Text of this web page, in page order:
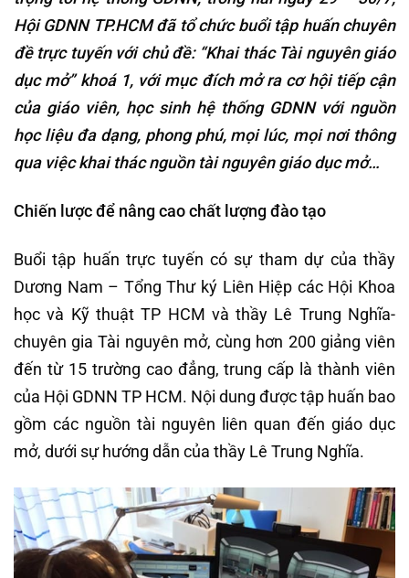
Hội GDNN TP.HCM đã tổ chức buổi tập huấn chuyên
đề trực tuyến với chủ đề: “Khai thác Tài nguyên giáo
dục mở” khoá 1, với mục đích mở ra cơ hội tiếp cận
của giáo viên, học sinh hệ thống GDNN với nguồn
học liệu đa dạng, phong phú, mọi lúc, mọi nơi thông
qua việc khai thác nguồn tài nguyên giáo dục mở…
Chiến lược để nâng cao chất lượng đào tạo
Buổi tập huấn trực tuyến có sự tham dự của thầy
Dương Nam – Tổng Thư ký Liên Hiệp các Hội Khoa
học và Kỹ thuật TP HCM và thầy Lê Trung Nghĩa-
chuyên gia Tài nguyên mở, cùng hơn 200 giảng viên
đến từ 15 trường cao đẳng, trung cấp là thành viên
của Hội GDNN TP HCM. Nội dung được tập huấn bao
gồm các nguồn tài nguyên liên quan đến giáo dục
mở, dưới sự hướng dẫn của thầy Lê Trung Nghĩa.